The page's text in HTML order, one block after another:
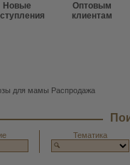
Новые
Оптовым
клиентам
для мамы Распродажа
Тематика